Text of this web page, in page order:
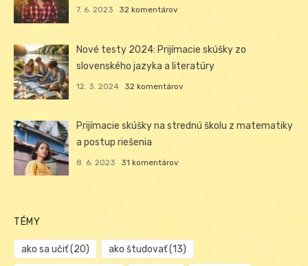
7. 6. 2023 32 komentárov
Nové testy 2024: Prijímacie skúšky zo
slovenského jazyka a literatúry
12. 3. 2024 32 komentárov
Prijímacie skúšky na strednú školu z matematiky
a postup riešenia
8. 6. 2023 31 komentárov
TÉMY
ako sa učiť(20) ako študovať(13)